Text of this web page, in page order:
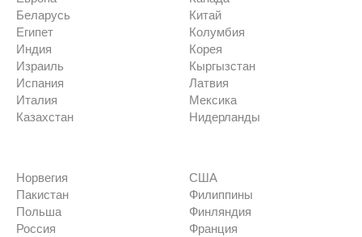
Беларусь
Египет
Индия
Израиль
Испания
Италия
Казахстан
Китай
Колумбия
Корея
Кыргызстан
Латвия
Мексика
Нидерланды
Норвегия
Пакистан
Польша
Россия
США
Филиппины
Финляндия
Франция